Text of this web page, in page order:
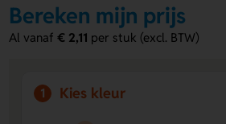
bedrukken of graveren op zowel de
Een stijlvol en praktisch geschenk om
onder de aandacht te brengen!
Bereken mijn prijs
Al vanaf€ 2,11 per stuk (excl. BTW)
1 Kies kleur